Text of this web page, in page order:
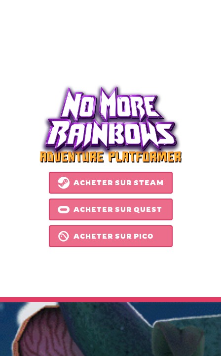
ACHETER SUR STEAM
ACHETER SUR QUEST
ACHETER SUR PICO